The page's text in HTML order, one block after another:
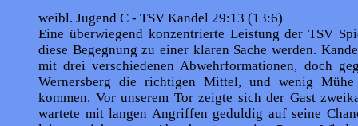
weibl. Jugend C - TSV Kandel 29:13 (13:6)
Eine überwiegend konzentrierte Leistung der TSV
diese Begegnung zu einer klaren Sache werden.
mit drei verschiedenen Abwehrformationen, doch
Wernersberg die richtigen Mittel, und wenig
kommen. Vor unserem Tor zeigte sich der Gast
wartete mit langen Angriffen geduldig auf seine